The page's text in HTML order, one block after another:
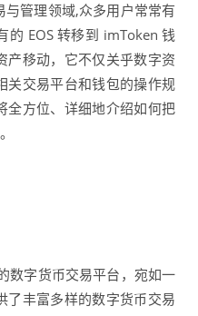
管理领域,众多用户常常有
的 EOS 转移到 imToken 钱
产移动，它不仅关乎数字资
关交易平台和钱包的操作规
全方位、详细地介绍如何把
数字货币交易平台，宛如一
了丰富多样的数字货币交易